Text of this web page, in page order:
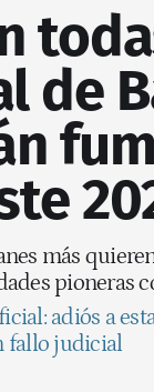
de
más
pioneras
adiós a
fallo judicial